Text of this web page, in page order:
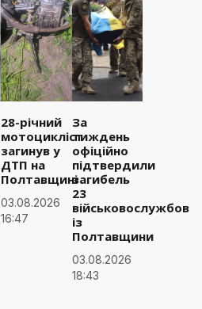
28-річний
мотоцикліст
загинув у
ДТП на
Полтавщині
03.08.2026
16:47
За
тиждень
офіційно
підтвердили
загибель
23
із
Полтавщини
03.08.2026
18:43